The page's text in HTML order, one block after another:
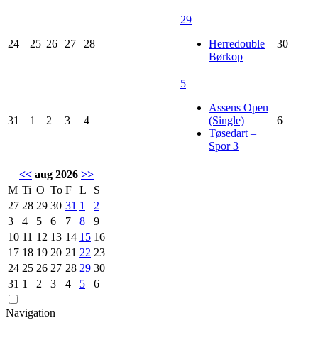
24 25 26 27 28
29
Herredouble
Børkop
30
31 1 2 3 4
5
Assens Open
(Single)
Tøsedart –
Spor 3
6
<< aug 2026 >>
M Ti O To F L
S
27 28 29 30 31 1
2
3
4 5 6 7 8
9
10 11 12 13 14 15 16
17 18 19 20 21 22 23
24 25 26 27 28 29 30
31 1 2 3 4 5 6
Navigation